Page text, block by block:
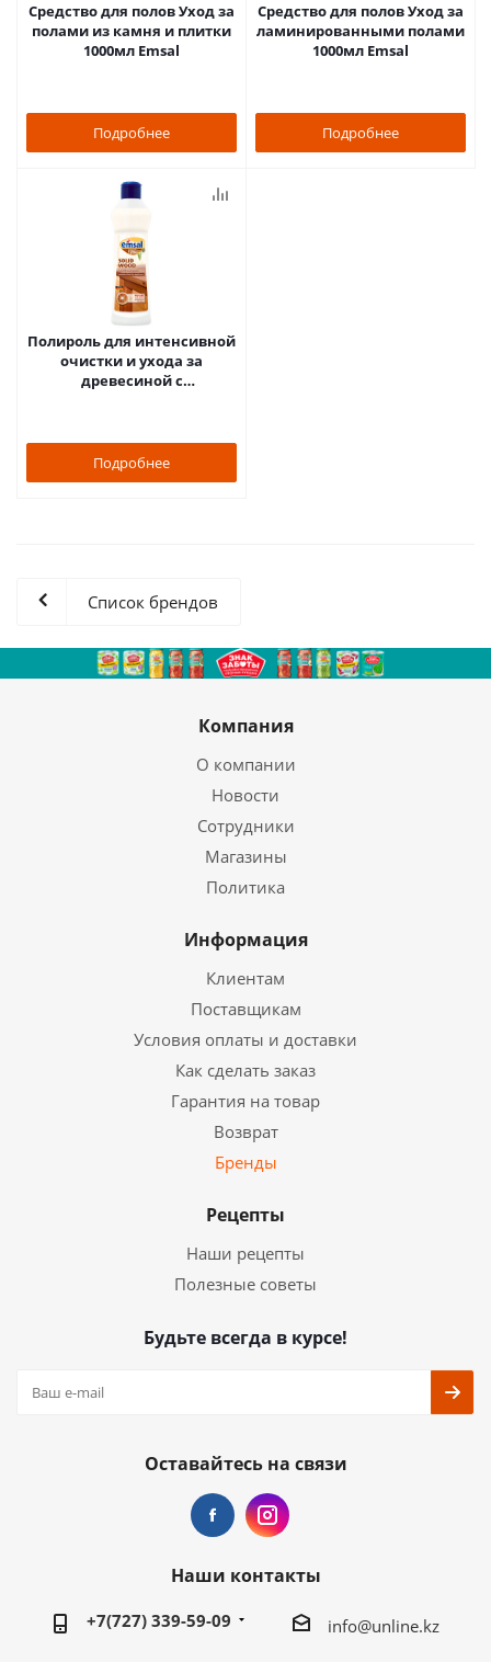
Средство для полов Уход за
полами из камня и плитки
1000мл Emsal
Подробнее
Средство для полов Уход за
ламинированными полами
1000мл Emsal
Подробнее
Полироль для интенсивной
очистки и ухода за
древесиной с
Подробнее
Список брендов
Компания
О компании
Новости
Сотрудники
Магазины
Политика
Информация
Клиентам
Поставщикам
Условия оплаты и доставки
Как сделать заказ
Гарантия на товар
Возврат
Бренды
Рецепты
Наши рецепты
Полезные советы
Будьте всегда в курсе!
Оставайтесь на связи
Наши контакты
+7(727) 339-59-09 info@unline.kz